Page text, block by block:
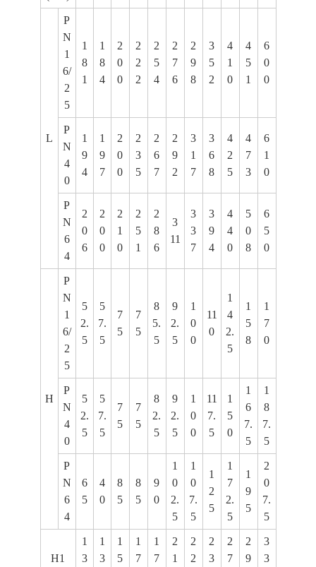
L
P
N
1
6/
2
5
1
8
1
1
8
4
2
0
0
2
2
2
2
5
4
2
7
6
2
9
8
3
5
2
4
1
0
4
5
1
6
0
0
P
N
4
0
1
9
4
1
9
7
2
0
0
2
3
5
2
6
7
2
9
2
3
1
7
3
6
8
4
2
5
4
7
3
6
1
0
P
N
6
4
2
0
6
2
0
0
2
1
0
2
5
1
2
8
6
3
11
3
3
7
3
9
4
4
4
0
5
0
8
6
5
0
H
P
N
1
6/
2
5
5
2.
5
5
7.
5
7
5
7
5
8
5.
5
9
2.
5
1
0
0
11
0
1
4
2.
5
1
5
8
1
7
0
P
N
4
0
5
2.
5
5
7.
5
7
5
7
5
8
2.
5
9
2.
5
1
0
0
11
7.
5
1
5
0
1
6
7.
5
1
8
7.
5
P
N
6
4
6
5
4
0
8
5
8
5
9
0
1
0
2.
5
1
0
7.
5
1
2
5
1
7
2.
5
1
9
5
2
0
7.
5
H1
1
3
1
3
1
5
1
7
1
7
2
1
2
2
2
3
2
7
2
9
3
3